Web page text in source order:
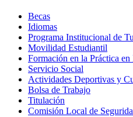
Becas
Idiomas
Programa Institucional de
Movilidad Estudiantil
Formación en la Práctica
Servicio Social
Actividades Deportivas y
Bolsa de Trabajo
Titulación
Comisión Local de